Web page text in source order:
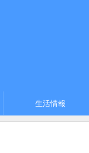
生活情報